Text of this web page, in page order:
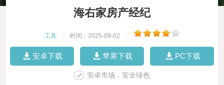
海右家房产经纪
工具 时间：2025-09-02
安卓下载 苹果下载 PC下载
安卓市场，安全绿色